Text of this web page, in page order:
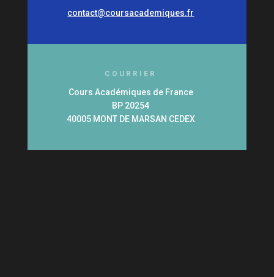
contact@coursacademiques.fr
COURRIER
Cours Académiques de France
BP 20254
40005 MONT DE MARSAN CEDEX